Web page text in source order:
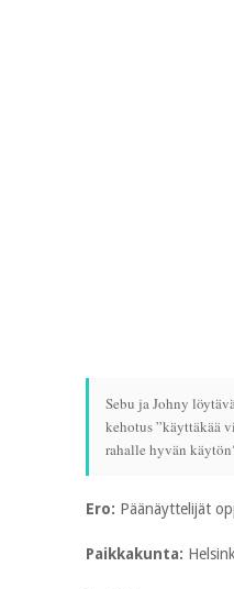
Sebu ja Johny
kehotus ”käyttäkää
rahalle hyvän
Ero: Päänäyttelijät
Paikkakunta: